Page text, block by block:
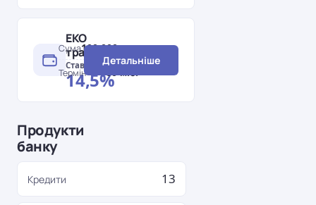
ЕКО
транспорт
Ставка
14,5%
Сума100 000 грн
Термін 60 міс.
Детальніше
Продукти
банку
Кредити 13